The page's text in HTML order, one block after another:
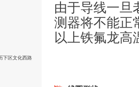
下区文化西路
由于导线一旦
测器将不能正
以上铁氟龙高